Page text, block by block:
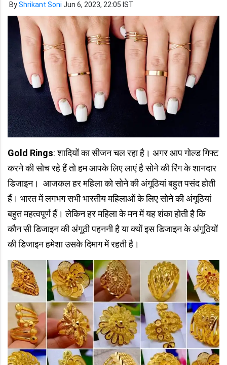
ByShrikant Soni Jun 6, 2023, 22:05 IST
Gold Rings: शादियों का सीजन चल रहा है। अगर आप गोल्ड गिफ्ट
करने की सोच रहे हैं तो हम आपके लिए लाएं है सोने की रिंग के शानदार
डिजाइन। आजकल हर महिला को सोने की अंगूठियां बहुत पसंद होती
हैं। भारत में लगभग सभी भारतीय महिलाओं के लिए सोने की अंगूठियां
बहुत महत्वपूर्ण हैं। लेकिन हर महिला के मन में यह शंका होती है कि
कौन सी डिजाइन की अंगूठी पहननी है या क्यों इस डिजाइन के अंगूठियों
की डिजाइन हमेशा उसके दिमाग में रहती है।